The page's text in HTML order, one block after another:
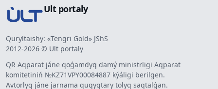
Ult portaly
Quryltaishy: «Tengri Gold» JShS
2012-2026 © Ult portaly
QR Aqparat jáne qoǵamdyq damý ministrligi Aqparat
komitetiniń №KZ71VPY00084887 kýáligi berilgen.
Avtorlyq jáne jarnama quqyqtary tolyq saqtalǵan.